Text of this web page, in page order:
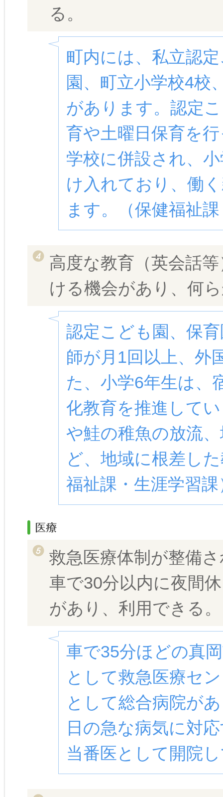
る。
町内には、私立認
園、町立小学校4校
があります。認定
育や土曜日保育を
学校に併設され、
け入れており、働
ます。（保健福祉
高度な教育（英会話
ける機会があり、何
認定こども園、保
師が月1回以上、外
た、小学6年生は、
化教育を推進して
や鮭の稚魚の放流
ど、地域に根差し
福祉課・生涯学習課
救急医療体制が整備
車で30分以内に夜間
があり、利用できる。
車で35分ほどの真
として救急医療セ
として総合病院が
日の急な病気に対
当番医として開院